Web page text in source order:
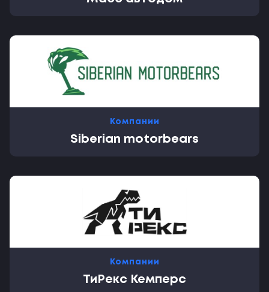
Компании
Siberian motorbears
Компании
ТиРекс Кемперс